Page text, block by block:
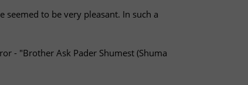
to be very pleasant. In such a
- "Brother Ask Pader Shumest (Shuma